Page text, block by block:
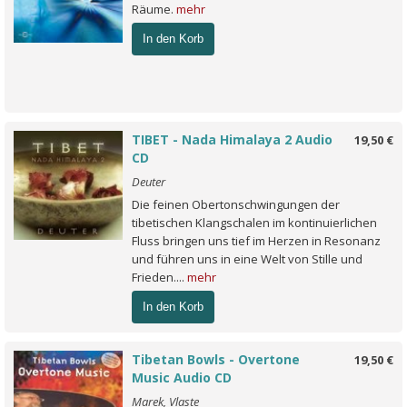
Räume. mehr
In den Korb
19,50 €
TIBET - Nada Himalaya 2 Audio
CD
Deuter
Die feinen Obertonschwingungen der
tibetischen Klangschalen im kontinuierlichen
Fluss bringen uns tief im Herzen in Resonanz
und führen uns in eine Welt von Stille und
Frieden.... mehr
In den Korb
19,50 €
Tibetan Bowls - Overtone
Music Audio CD
Marek, Vlaste